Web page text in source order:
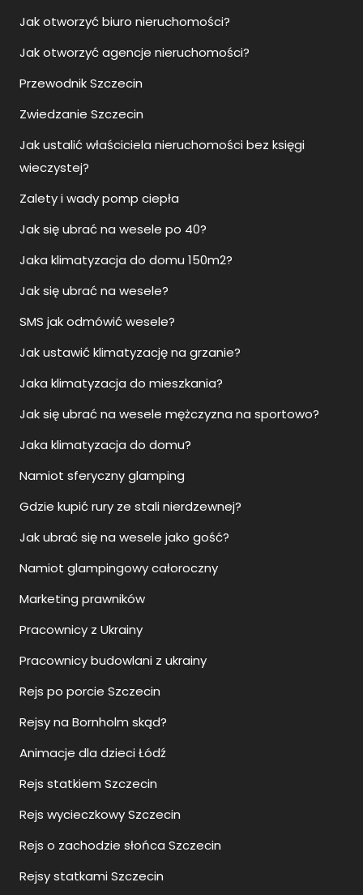
Jak otworzyć biuro nieruchomości?
Jak otworzyć agencje nieruchomości?
Przewodnik Szczecin
Zwiedzanie Szczecin
Jak ustalić właściciela nieruchomości bez księgi
wieczystej?
Zalety i wady pomp ciepła
Jak się ubrać na wesele po 40?
Jaka klimatyzacja do domu 150m2?
Jak się ubrać na wesele?
SMS jak odmówić wesele?
Jak ustawić klimatyzację na grzanie?
Jaka klimatyzacja do mieszkania?
Jak się ubrać na wesele mężczyzna na sportowo?
Jaka klimatyzacja do domu?
Namiot sferyczny glamping
Gdzie kupić rury ze stali nierdzewnej?
Jak ubrać się na wesele jako gość?
Namiot glampingowy całoroczny
Marketing prawników
Pracownicy z Ukrainy
Pracownicy budowlani z ukrainy
Rejs po porcie Szczecin
Rejsy na Bornholm skąd?
Animacje dla dzieci Łódź
Rejs statkiem Szczecin
Rejs wycieczkowy Szczecin
Rejs o zachodzie słońca Szczecin
Rejsy statkami Szczecin